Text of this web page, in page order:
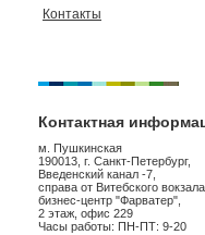
Контакты
Контактная
м. Пушкинская
190013, г. Санкт-Петербург,
Введенский канал -7,
справа от Витебского вокзала
бизнес-центр "Фарватер",
2 этаж, офис 229
Часы работы: ПН-ПТ: 9-20